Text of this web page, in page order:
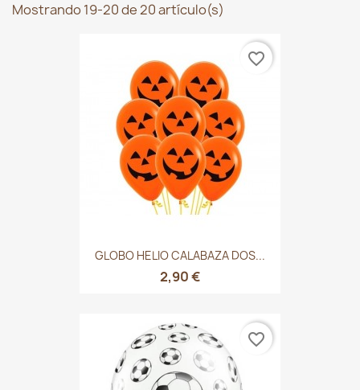
Mostrando 19-20 de 20 artículo(s)
GLOBO HELIO CALABAZA DOS...
2,90 €
favorite_border
favorite_border